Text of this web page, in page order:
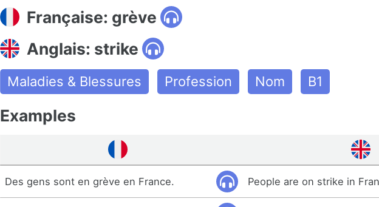
Française: grève
Anglais: strike
Maladies & Blessures Profession Nom B1
Examples
Des gens sont en grève en France. People are on strike in